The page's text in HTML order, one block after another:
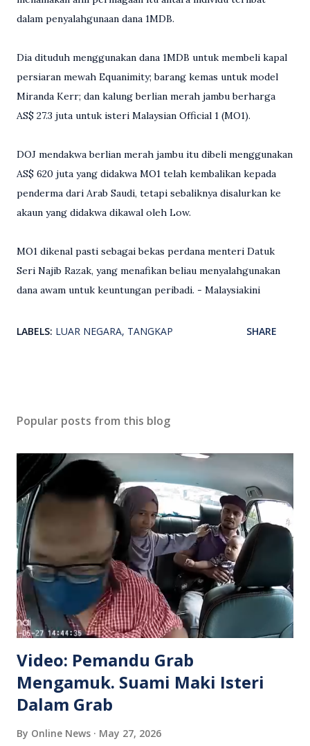
dalam penyalahgunaan dana 1MDB.
Dia dituduh menggunakan dana 1MDB untuk membeli kapal
persiaran mewah Equanimity; barang kemas untuk model
Miranda Kerr; dan kalung berlian merah jambu berharga
AS$ 27.3 juta untuk isteri Malaysian Official 1 (MO1).
DOJ mendakwa berlian merah jambu itu dibeli menggunakan
AS$ 620 juta yang didakwa MO1 telah kembalikan kepada
penderma dari Arab Saudi, tetapi sebaliknya disalurkan ke
akaun yang didakwa dikawal oleh Low.
MO1 dikenal pasti sebagai bekas perdana menteri Datuk
Seri Najib Razak, yang menafikan beliau menyalahgunakan
dana awam untuk keuntungan peribadi. - Malaysiakini
LABELS: LUAR NEGARA TANGKAP SHARE
Popular posts from this blog
Video: Pemandu Grab
Mengamuk. Suami Maki Isteri
Dalam Grab
By Online News May 27, 2026